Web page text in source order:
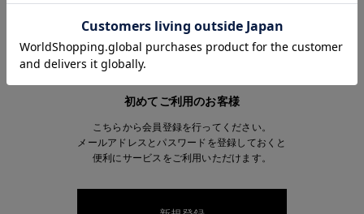
初めてご利用のお客様
こちらから会員登録を行ってください。
メールアドレスとパスワードを登録しておくと
便利にサービスをご利用いただけます。